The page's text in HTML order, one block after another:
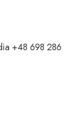
+48 698 286